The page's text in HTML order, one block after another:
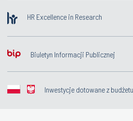
HR Excellence in Research
Biuletyn Informacji Publicznej
Inwestycje dotowane z